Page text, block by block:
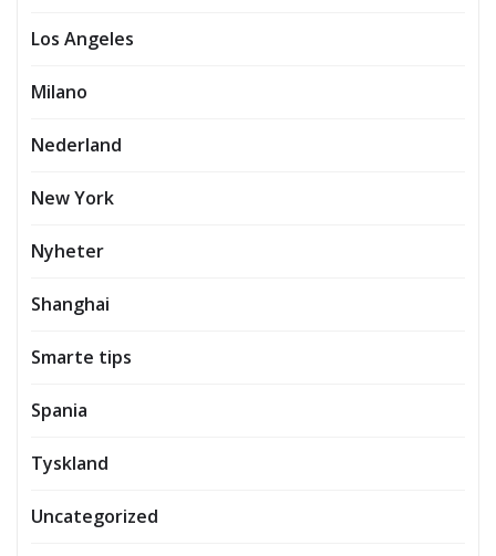
Los Angeles
Milano
Nederland
New York
Nyheter
Shanghai
Smarte tips
Spania
Tyskland
Uncategorized